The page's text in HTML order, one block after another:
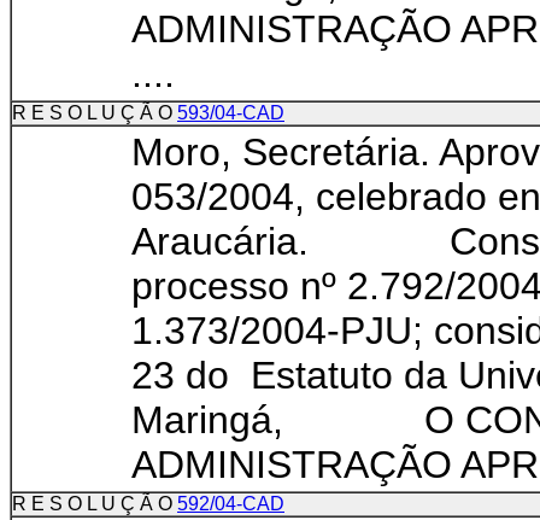
ADMINISTRAÇÃO
....
R E S O L U Ç Ã O 593/04-CAD
Moro, Secretária.
053/2004, celebrado
Araucária.
processo nº 2.792/
1.373/2004-PJU;
23 do Estatuto da
Maringá, O
ADMINISTRAÇÃO
R E S O L U Ç Ã O 592/04-CAD